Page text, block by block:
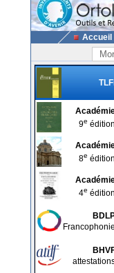
Accueil
9e édition
8e édition
4e édition
Francophonie